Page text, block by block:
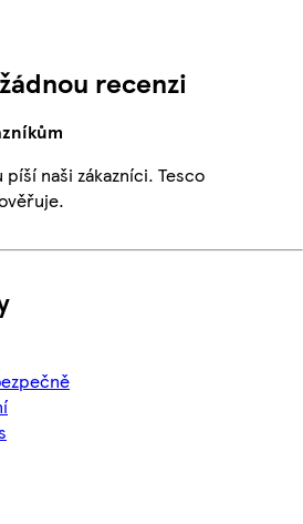
recenzi
píší naši zákazníci. Tesco